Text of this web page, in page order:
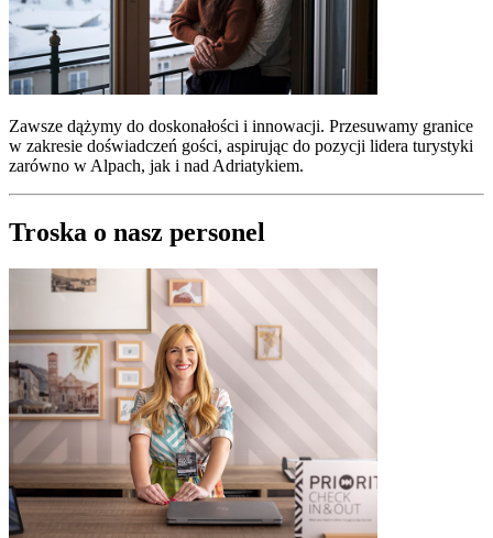
Zawsze dążymy do doskonałości i innowacji. Przesuwamy granice
w zakresie doświadczeń gości, aspirując do pozycji lidera turystyki
zarówno w Alpach, jak i nad Adriatykiem.
Troska o nasz personel